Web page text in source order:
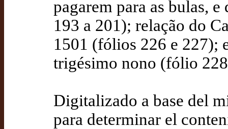
pagarem para as bulas,
193 a 201); relação do
1501 (fólios 226 e 227);
trigésimo nono (fólio
Digitalizado a base del
para determinar el